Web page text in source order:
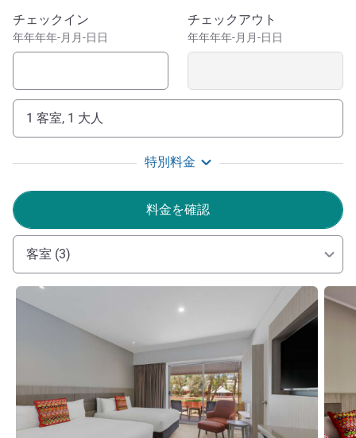
Red Ochre Spa and the shops, tour & information centre
and cafés located at the Resort Town Square, are within
このホテルを予約
チェックイン
年年年年-月月-日日
チェックアウト
年年年年-月月-日日
1 客室, 1 大人
特別料金
料金を確認
客室 (3)
詳細を表示 詳細